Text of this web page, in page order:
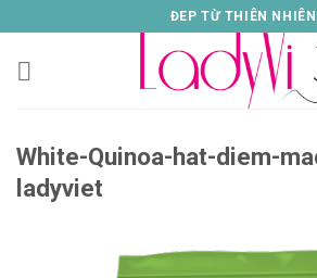
to
content
ĐEP TỪ THIÊN NHIÊN
White-Quinoa-hat-diem-
ladyviet